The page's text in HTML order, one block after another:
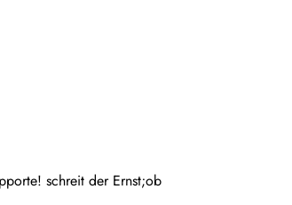
schreit der Ernst;ob